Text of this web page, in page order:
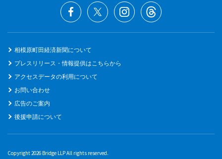
相模原町田経済新聞について
プレスリリース・情報提供はこちらから
アクセスデータの利用について
お問い合わせ
広告のご案内
後援申請について
Copyright 2026 Bridge LLP All rights reserved.